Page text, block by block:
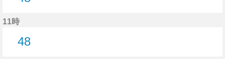
11時
48